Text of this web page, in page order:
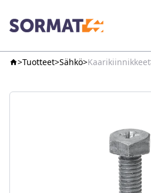
Tuotteet Sähkö Kaarikiinnikkeet